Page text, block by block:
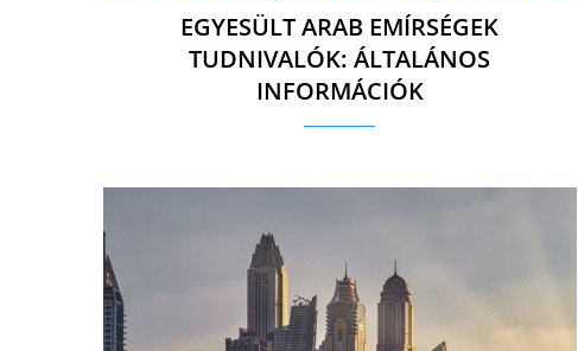
EGYESÜLT ARAB EMÍRSÉGEK
TUDNIVALÓK: ÁLTALÁNOS
INFORMÁCIÓK